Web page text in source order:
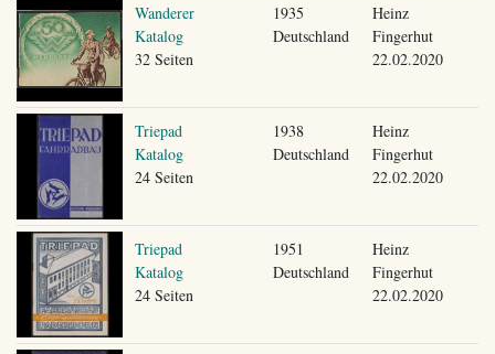
Wanderer
Katalog
32 Seiten
1935
Deutschland
Heinz
Fingerhut
22.02.2020
Triepad
Katalog
24 Seiten
1938
Deutschland
Heinz
Fingerhut
22.02.2020
Triepad
Katalog
24 Seiten
1951
Deutschland
Heinz
Fingerhut
22.02.2020